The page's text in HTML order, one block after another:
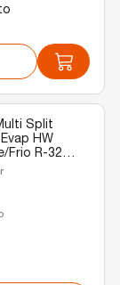
Split
HW
Frio R-32